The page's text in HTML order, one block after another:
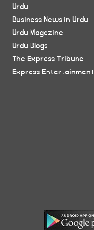
Urdu
Business News in Urdu
Urdu Magazine
Urdu Blogs
The Express Tribune
Express Entertainment